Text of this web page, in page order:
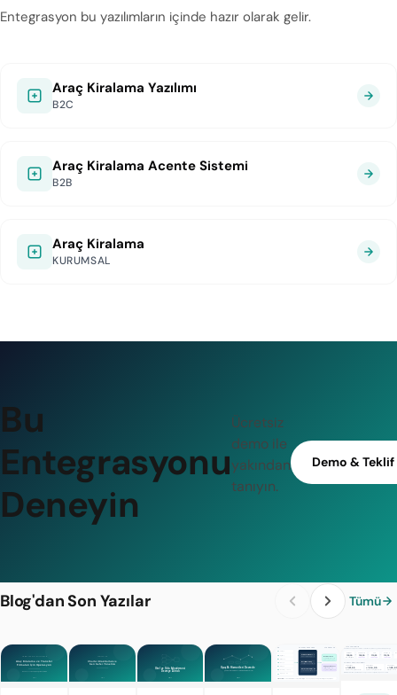
Entegrasyon bu yazılımların içinde hazır olarak gelir.
Araç Kiralama Yazılımı
B2C
Araç Kiralama Acente Sistemi
B2B
Araç Kiralama
KURUMSAL
Bu
Entegrasyonu
Deneyin
Ücretsiz
demo ile
yakından
tanıyın.
Demo &
Blog'dan Son Yazılar Tümü